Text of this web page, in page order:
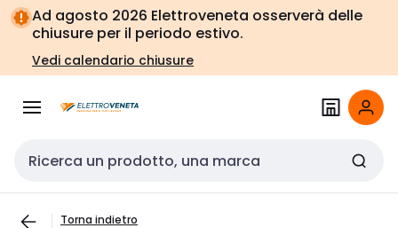
Vai alla
navigazione
Vai
alla
pagina
Ad agosto 2026 Elettroveneta osserverà delle
chiusure per il periodo estivo.
Vedi calendario chiusure
Cerca input
Torna indietro